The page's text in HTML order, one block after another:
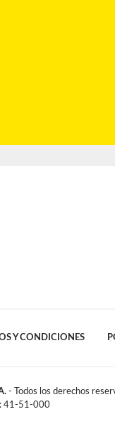
Y CONDICIONES
- Todos los derechos
41-51-000